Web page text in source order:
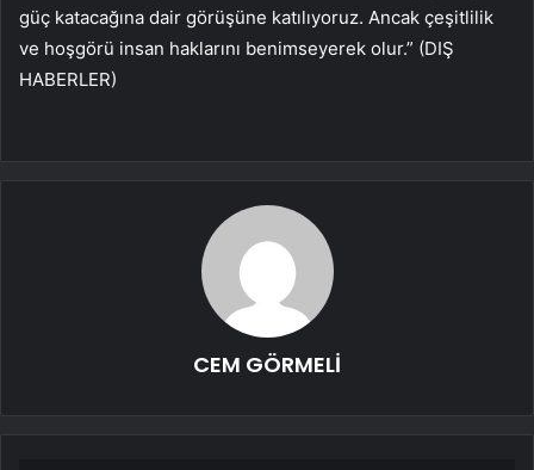
güç katacağına dair görüşüne katılıyoruz. Ancak çeşitlilik
ve hoşgörü insan haklarını benimseyerek olur.” (DIŞ
HABERLER)
CEM GÖRMELİ